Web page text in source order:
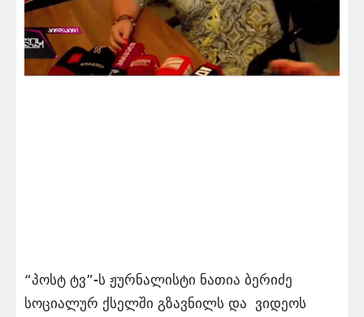
“პოსტ ტვ”-ს ჟურნალისტი ნათია ბერიძე
სოციალურ ქსელში გზავნილს და ვიდეოს